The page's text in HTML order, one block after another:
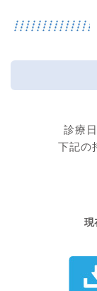
診療
下記の
現